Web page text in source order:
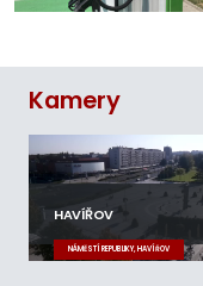
Kamery
HAVÍŘOV
NÁMĚSTÍ REPUBLIKY, HAVÍŘOV